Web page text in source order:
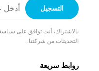
بالاشتراك، أنت توافق على
التحديثات من شركتنا.
روابط سريعة